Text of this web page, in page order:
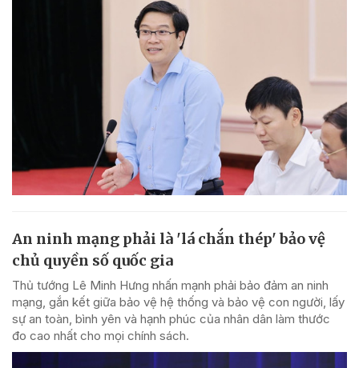
An ninh mạng phải là 'lá chắn thép' bảo vệ
chủ quyền số quốc gia
Thủ tướng Lê Minh Hưng nhấn mạnh phải bảo đảm an ninh
mạng, gắn kết giữa bảo vệ hệ thống và bảo vệ con người, lấy
sự an toàn, bình yên và hạnh phúc của nhân dân làm thước
đo cao nhất cho mọi chính sách.